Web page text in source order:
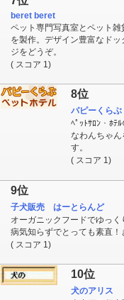
beret beret
ペット専門写真室とペット
を製作。デザイン豊富なド
ジをどうぞ。
( スコア 1)
8位
パピーくらぶ
ﾍﾟｯﾄｻﾛﾝ・ﾎﾃ
なわんちゃん
す。
( スコア 1)
9位
子犬販売 はーとらんど
オーガニックフードでゆっく
病気知らずでとっても素直！
( スコア 1)
10位
犬のアリス